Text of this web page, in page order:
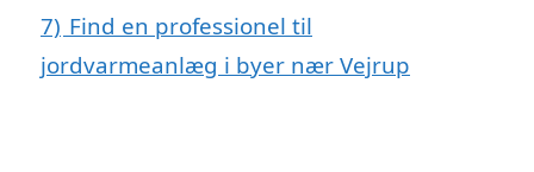
7) Find en professionel til
jordvarmeanlæg i byer nær Vejrup